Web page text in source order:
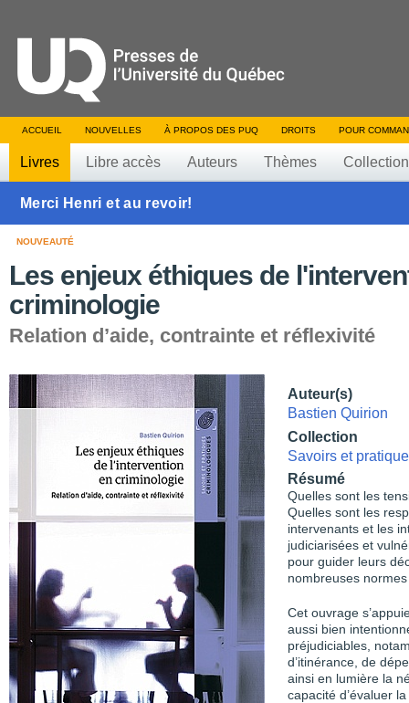
ACCUEIL NOUVELLES À PROPOS DES PUQ DROITS POUR
Livres Libre accès Auteurs Thèmes
Merci Henri et au revoir!
NOUVEAUTÉ
Les enjeux éthiques de
criminologie
Relation d’aide, contrainte et réflexivité
Auteur(s)
Bastien Quirion
Collection
Savoirs et
Résumé
Quelles sont les
Quelles sont les
intervenants et les
judiciarisées et
pour guider leurs
nombreuses normes
Cet ouvrage
aussi bien
préjudiciables,
d’itinérance, de
ainsi en lumière la
capacité d’évaluer